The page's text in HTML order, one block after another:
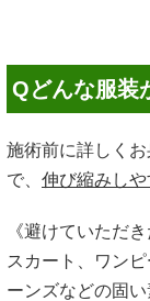
Qどんな服装
施術前に詳しく
で、 伸び縮みし
《避けていただき
スカート、ワン
ーンズなどの固